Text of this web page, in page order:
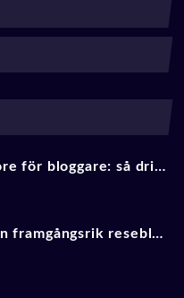
Kids Brand Store för bloggare: så driver du trafik och affiliate‑intäkter med barnmode 2025
Så skapar du en framgångsrik reseblogg 2025